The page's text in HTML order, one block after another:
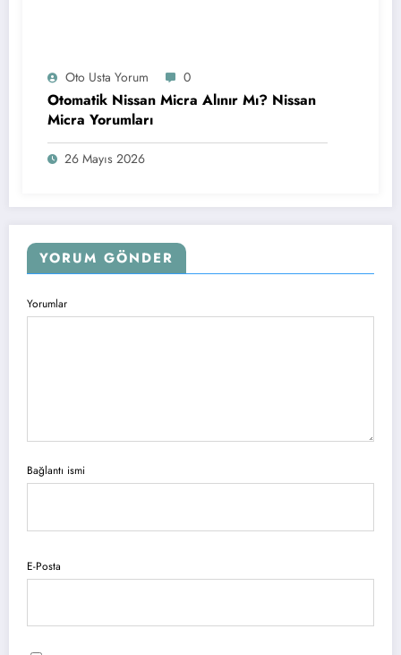
Oto Usta Yorum 0
Otomatik Nissan Micra Alınır Mı? Nissan
Micra Yorumları
26 Mayıs 2026
YORUM GÖNDER
Yorumlar
Bağlantı ismi
E-Posta